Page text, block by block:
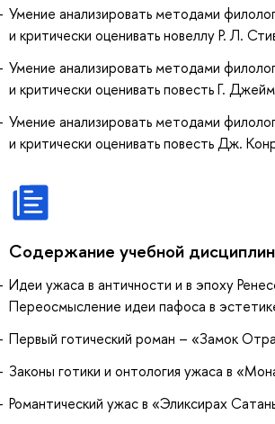
Умение анализировать методами
и критически оценивать новеллу Р. Л.
Умение анализировать методами
и критически оценивать повесть Г.
Умение анализировать методами
и критически оценивать повесть Дж.
Содержание учебной
Идеи ужаса в античности и в эпоху
Переосмысление идеи пафоса в
Первый готический роман – «Замок
Законы готики и онтология ужаса в
Романтический ужас в «Эликсирах